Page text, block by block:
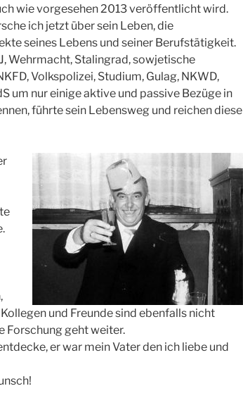
wie vorgesehen 2013 veröffentlicht wird.
ich jetzt über sein Leben, die
seines Lebens und seiner Berufstätigkeit.
Wehrmacht, Stalingrad, sowjetische
Volkspolizei, Studium, Gulag, NKWD,
um nur einige aktive und passive Bezüge in
führte sein Lebensweg und reichen diese
und Freunde sind ebenfalls nicht
Forschung geht weiter.
er war mein Vater den ich liebe und